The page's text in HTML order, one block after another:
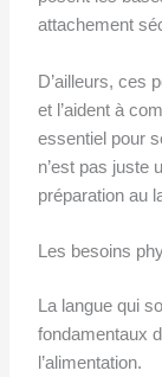
attachement
D’ailleurs, ces
et l’aident à
essentiel pour
n’est pas juste
préparation au
Les besoins
La langue qui
fondamentaux
l’alimentation.